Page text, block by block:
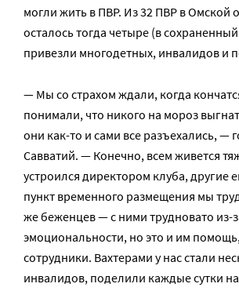
могли жить в ПВР. Из 32 ПВР в Омской
осталось тогда четыре (в
привезли многодетных, инвалидов и
— Мы со страхом ждали, когда
понимали, что никого на мороз
они как-то и сами все разъехались, —
Савватий. — Конечно, всем живется
устроился директором клуба, другие
пункт временного размещения мы
же беженцев — с ними трудновато из-
эмоциональности, но это и им
сотрудники. Вахтерами у нас стали
инвалидов, поделили каждые сутки